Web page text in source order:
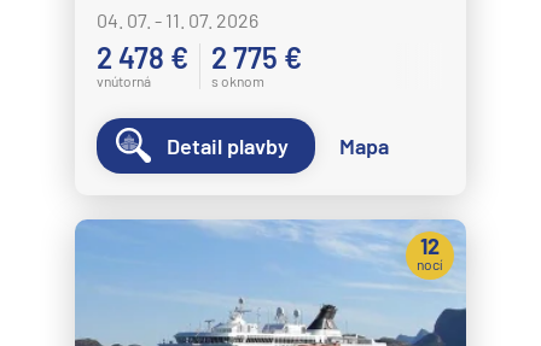
04. 07. - 11. 07. 2026
2 478 €
vnútorná
2 775 €
s oknom
Detail plavby Mapa
12
nocí